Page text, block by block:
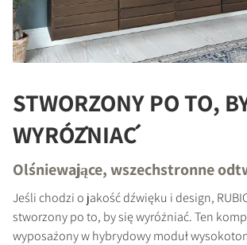
STWORZONY PO TO,
WYRÓŻNIAĆ
Olśniewające, wszechstronne
Jeśli chodzi o jakość dźwięku i design,
stworzony po to, by się wyróżniać. Ten
wyposażony w hybrydowy moduł